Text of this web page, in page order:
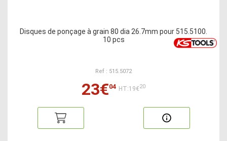
Disques de ponçage à grain 80 dia 26.7mm pour 515.5100.
10 pcs
Ref : 515.5072
23€04 HT:19€20